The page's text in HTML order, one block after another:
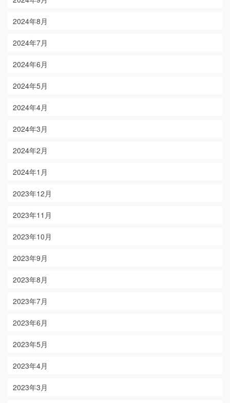
2024年8月
2024年7月
2024年6月
2024年5月
2024年4月
2024年3月
2024年2月
2024年1月
2023年12月
2023年11月
2023年10月
2023年9月
2023年8月
2023年7月
2023年6月
2023年5月
2023年4月
2023年3月